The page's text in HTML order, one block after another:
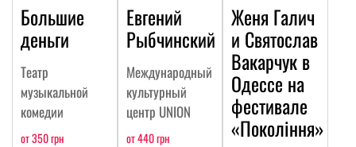
Большие
деньги
Театр
музыкальной
комедии
от 350 грн
Евгений
Рыбчинский
Международный
культурный
центр UNION
от 440 грн
Женя Галич
и Святослав
Вакарчук в
Одессе на
фестивале
«Покоління»